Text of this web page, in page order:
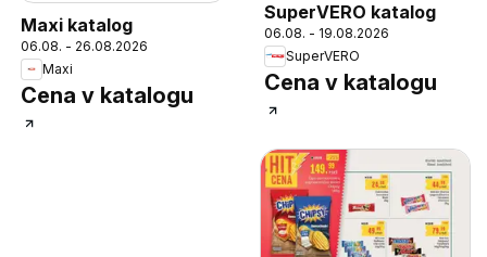
Maxi katalog
06.08. - 26.08.2026
Maxi
Cena v katalogu
SuperVERO katalog
06.08. - 19.08.2026
SuperVERO
Cena v katalogu